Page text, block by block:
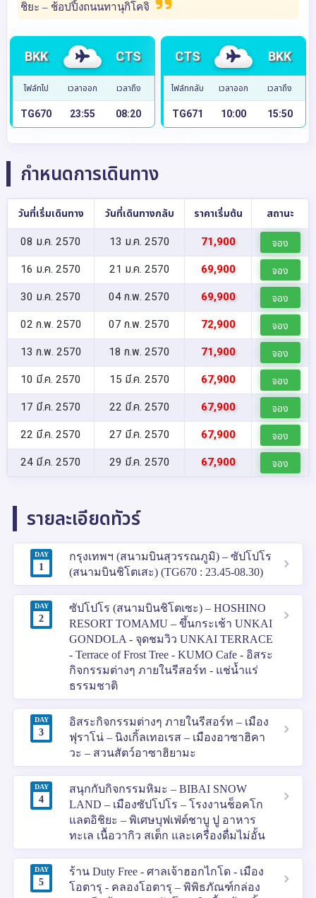
ชิยะ – ช้อปปิ้งถนนทานุกิโคจิ
BKK CTS
ไฟล์ทไป เวลาออก เวลาถึง
TG670 23:55 08:20
CTS BKK
ไฟล์ทกลับ เวลาออก เวลาถึง
TG671 10:00 15:50
กำหนดการเดินทาง
วันที่เริ่มเดินทาง วันที่เดินทางกลับ ราคาเริ่มต้น สถานะ
08 ม.ค. 2570 13 ม.ค. 2570 71,900 จอง
16 ม.ค. 2570 21 ม.ค. 2570 69,900 จอง
30 ม.ค. 2570 04 ก.พ. 2570 69,900 จอง
02 ก.พ. 2570 07 ก.พ. 2570 72,900 จอง
13 ก.พ. 2570 18 ก.พ. 2570 71,900 จอง
10 มี.ค. 2570 15 มี.ค. 2570 67,900 จอง
17 มี.ค. 2570 22 มี.ค. 2570 67,900 จอง
22 มี.ค. 2570 27 มี.ค. 2570 67,900 จอง
24 มี.ค. 2570 29 มี.ค. 2570 67,900 จอง
รายละเอียดทัวร์
DAY
1
กรุงเทพฯ (สนามบินสุวรรณภูมิ) – ซัปโปโร
(สนามบินชิโตเสะ) (TG670 : 23.45-08.30)
DAY
2
ซัปโปโร (สนามบินชิโตเซะ) – HOSHINO
RESORT TOMAMU – ขึ้นกระเช้า UNKAI
GONDOLA - จุดชมวิว UNKAI TERRACE
- Terrace of Frost Tree - KUMO Cafe - อิสระ
กิจกรรมต่างๆ ภายในรีสอร์ท - แช่น้ำแร่
ธรรมชาติ
DAY
3
อิสระกิจกรรมต่างๆ ภายในรีสอร์ท – เมือง
ฟุราโน่ – นิงเกิ้ลเทอเรส – เมืองอาซาฮิคา
วะ – สวนสัตว์อาซาฮิยามะ
DAY
4
สนุกกับกิจกรรมหิมะ – BIBAI SNOW
LAND – เมืองซัปโปโร – โรงงานช็อคโก
แลตอิชิยะ – พิเศษบุฟเฟ่ต์ชาบู ปู อาหาร
ทะเล เนื้อวากิว สเต็ก และเครื่องดื่มไม่อั้น
DAY
5
ร้าน Duty Free - ศาลเจ้าฮอกไกโด - เมือง
โอตารุ - คลองโอตารุ – พิพิธภัณฑ์กล่อง